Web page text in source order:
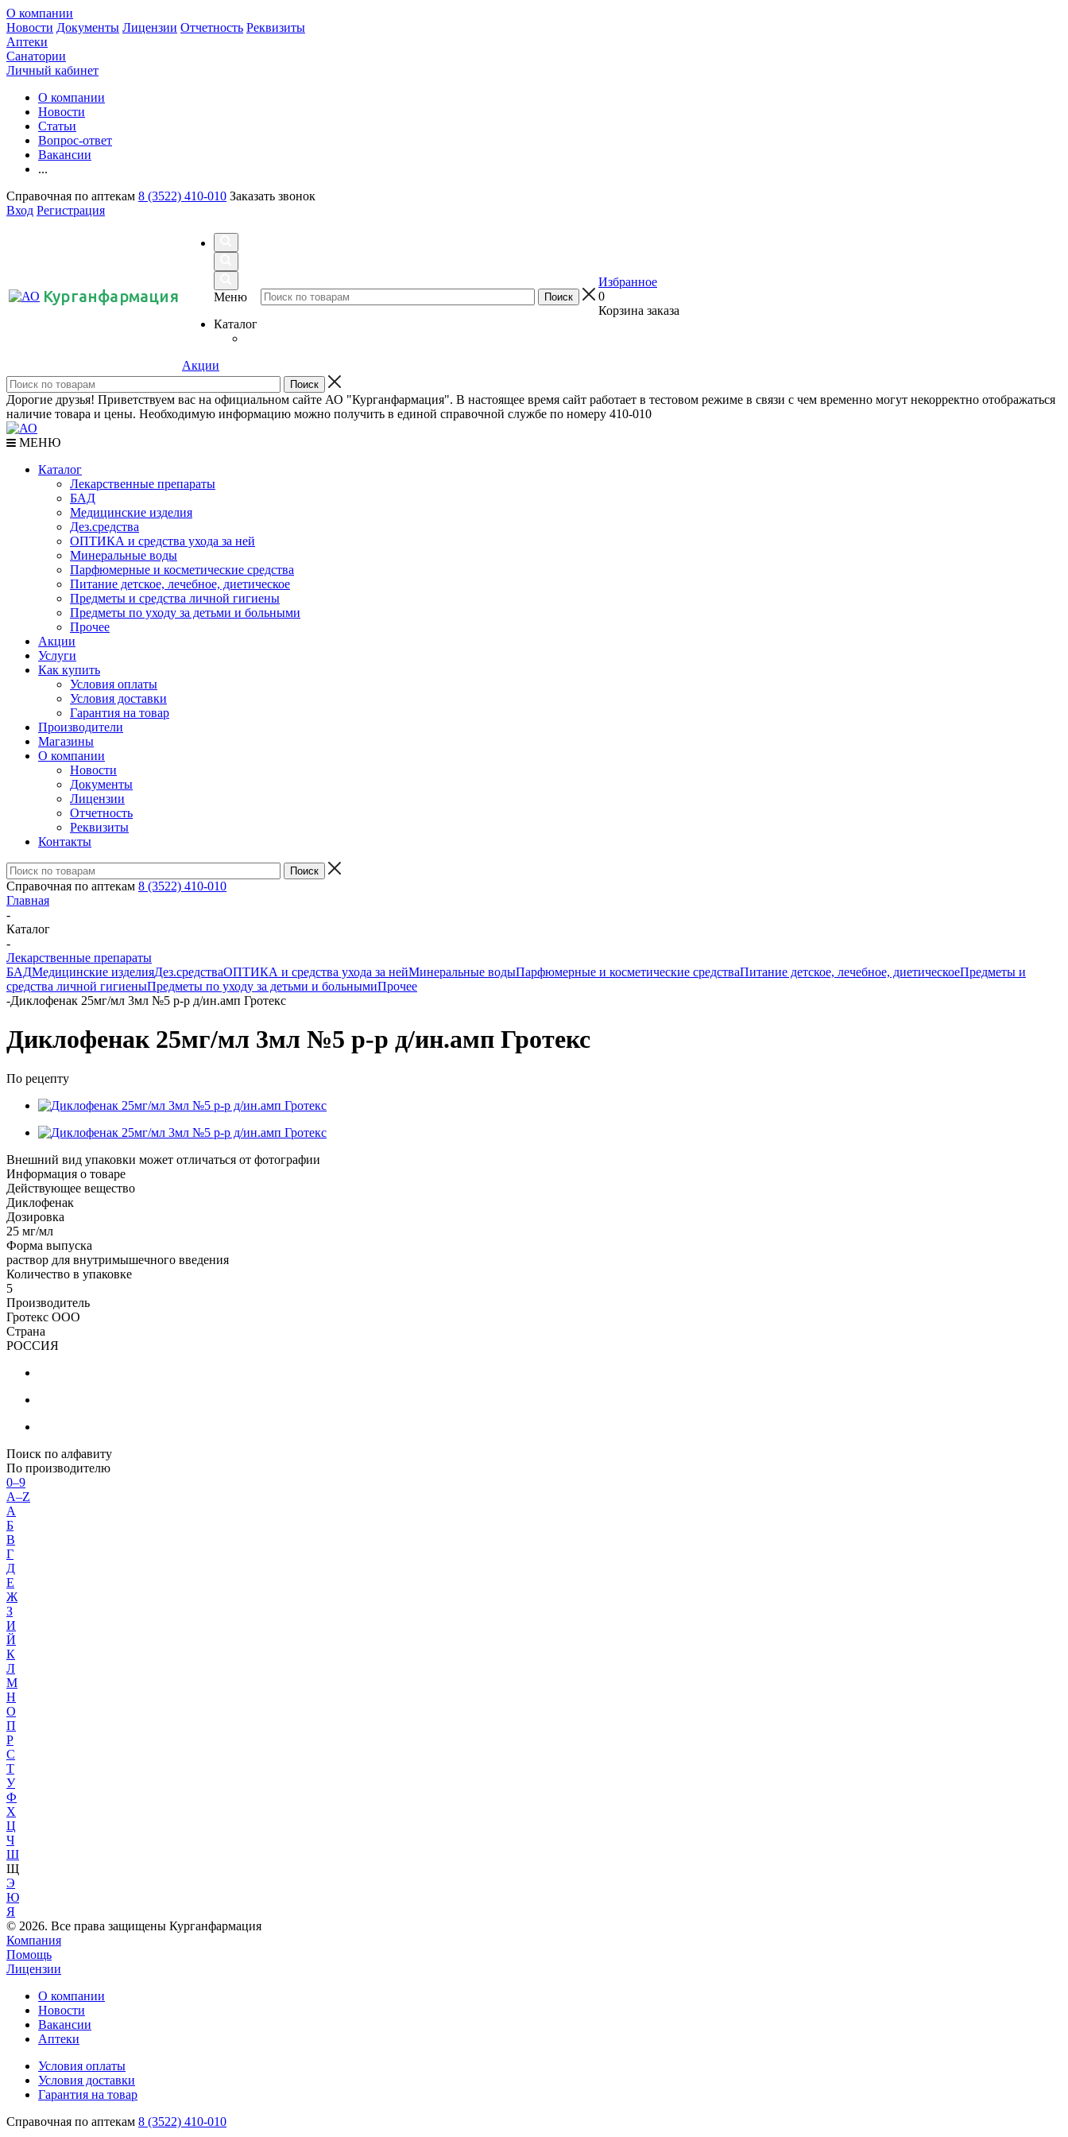
О компании
Новости Документы Лицензии Отчетность Реквизиты
Аптеки
Санатории
Личный кабинет
О компании
Новости
Статьи
Вопрос-ответ
Вакансии
...
Справочная по аптекам 8 (3522) 410-010 Заказать звонок
Вход Регистрация
Курганфармация
Меню
Каталог
Акции
Избранное
0
Корзина заказа
Дорогие друзья! Приветствуем вас на официальном сайте АО "Курганфармация". В настоящее время сайт работает в тестовом режиме в связи с чем временно могут некорректно отображаться
наличие товара и цены. Необходимую информацию можно получить в единой справочной службе по номеру 410-010
МЕНЮ
Каталог
Лекарственные препараты
БАД
Медицинские изделия
Дез.средства
ОПТИКА и средства ухода за ней
Минеральные воды
Парфюмерные и косметические средства
Питание детское, лечебное, диетическое
Предметы и средства личной гигиены
Предметы по уходу за детьми и больными
Прочее
Акции
Услуги
Как купить
Условия оплаты
Условия доставки
Гарантия на товар
Производители
Магазины
О компании
Новости
Документы
Лицензии
Отчетность
Реквизиты
Контакты
Справочная по аптекам 8 (3522) 410-010
Главная
-
Каталог
-
Лекарственные препараты
БАДМедицинские изделияДез.средстваОПТИКА и средства ухода за нейМинеральные водыПарфюмерные и косметические средстваПитание детское, лечебное, диетическоеПредметы и
средства личной гигиеныПредметы по уходу за детьми и больнымиПрочее
-Диклофенак 25мг/мл 3мл №5 р-р д/ин.амп Гротекс
Диклофенак 25мг/мл 3мл №5 р-р д/ин.амп Гротекс
По рецепту
Внешний вид упаковки может отличаться от фотографии
Информация о товаре
Действующее вещество
Диклофенак
Дозировка
25 мг/мл
Форма выпуска
раствор для внутримышечного введения
Количество в упаковке
5
Производитель
Гротекс ООО
Страна
РОССИЯ
Поиск по алфавиту
По производителю
0–9
A–Z
А
Б
В
Г
Д
Е
Ж
З
И
Й
К
Л
М
Н
О
П
Р
С
Т
У
Ф
Х
Ц
Ч
Ш
Щ
Э
Ю
Я
© 2026. Все права защищены Курганфармация
Компания
Помощь
Лицензии
О компании
Новости
Вакансии
Аптеки
Условия оплаты
Условия доставки
Гарантия на товар
Справочная по аптекам 8 (3522) 410-010